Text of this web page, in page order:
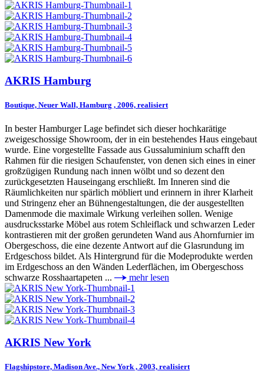
AKRIS Hamburg
Boutique, Neuer Wall, Hamburg , 2006, realisiert
In bester Hamburger Lage befindet sich dieser hochkarätige
zweigeschossige Showroom, der in ein bestehendes Haus eingebaut
wurde. Eine vorgestellte Fassade aus Gussaluminium schafft den
Rahmen für die riesigen Schaufenster, von denen sich eines in einer
großzügigen Rundung nach innen wölbt und so dezent den
zurückgesetzten Hauseingang erschließt. Im Inneren sind die
Räumlichkeiten nur spärlich möbliert und erinnern in ihrer Klarheit
und Stringenz eher an Bühnengestaltungen, die der ausgestellten
Damenmode die maximale Wirkung verleihen sollen. Wenige
ausdrucksstarke Möbel aus rotem Schleiflack und schwarzen Leder
kontrastieren mit der großen gerundeten Wand aus Ahornfurnier im
Obergeschoss, die eine dezente Antwort auf die Glasrundung im
Erdgeschoss bildet. Als Hintergrund für die Modeprodukte werden
im Erdgeschoss an den Wänden Lederflächen, im Obergeschoss
schwarze Rosshaartapeten ...
mehr lesen
AKRIS New York
Flagshipstore, Madison Ave., New York , 2003, realisiert